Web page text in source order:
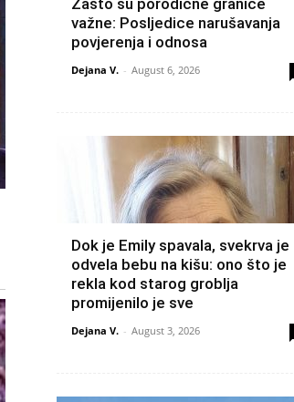
Zašto su porodične granice
važne: Posljedice narušavanja
povjerenja i odnosa
Dejana V. - August 6, 2026
Dok je Emily spavala, svekrva je
odvela bebu na kišu: ono što je
rekla kod starog groblja
promijenilo je sve
Dejana V. - August 3, 2026